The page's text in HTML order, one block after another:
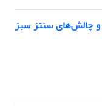
و چالش‌های سنتز سبز